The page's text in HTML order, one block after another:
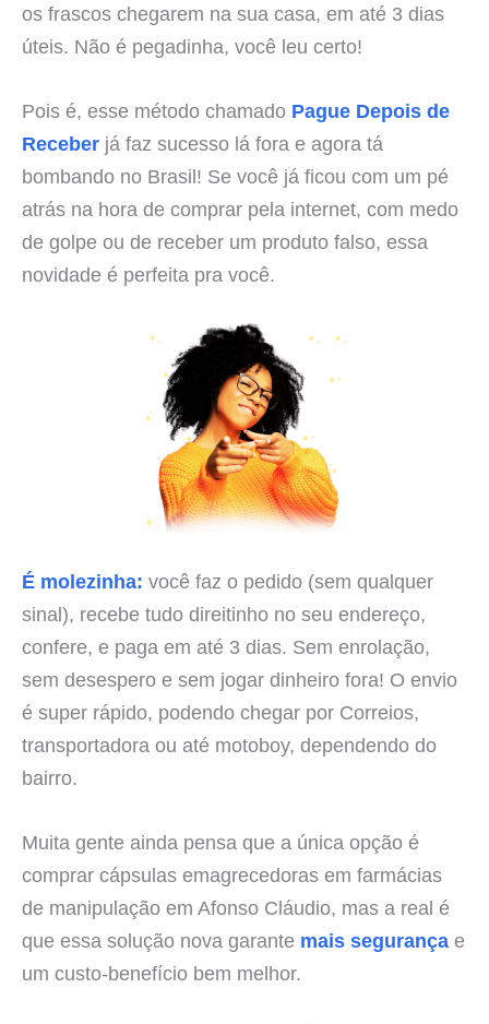
os frascos chegarem na sua casa, em até 3 dias
úteis. Não é pegadinha, você leu certo!
Pois é, esse método chamado Pague Depois de
Receber já faz sucesso lá fora e agora tá
bombando no Brasil! Se você já ficou com um pé
atrás na hora de comprar pela internet, com medo
de golpe ou de receber um produto falso, essa
novidade é perfeita pra você.
É molezinha: você faz o pedido (sem qualquer
sinal), recebe tudo direitinho no seu endereço,
confere, e paga em até 3 dias. Sem enrolação,
sem desespero e sem jogar dinheiro fora! O envio
é super rápido, podendo chegar por Correios,
transportadora ou até motoboy, dependendo do
bairro.
Muita gente ainda pensa que a única opção é
comprar cápsulas emagrecedoras em farmácias
de manipulação em Afonso Cláudio, mas a real é
que essa solução nova garante mais segurança e
um custo-benefício bem melhor.